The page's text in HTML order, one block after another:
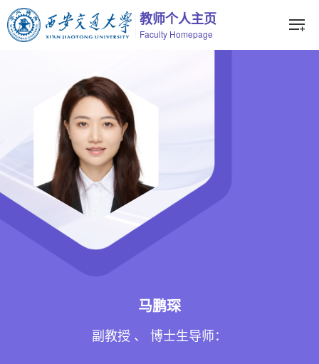
教师个人主页
Faculty Homepage
马鹏琛
副教授 、 博士生导师：